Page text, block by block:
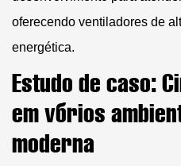
oferecendo ventiladores de
energética.
Estudo de caso:
em vários
moderna